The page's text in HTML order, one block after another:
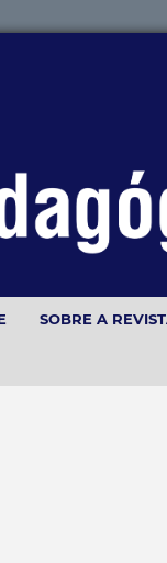
SOBRE A